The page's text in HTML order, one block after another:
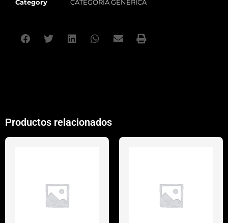
Category
CATEGORIA GENERICA
Productos relacionados